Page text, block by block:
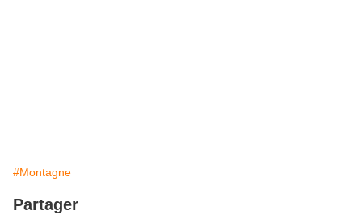
#Montagne
Partager